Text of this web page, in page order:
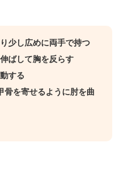
少し広めに両手で持つ
ばして胸を反らす
する
骨を寄せるように肘を曲